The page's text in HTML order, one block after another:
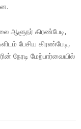
ஆளுநர் கிரண்பேடி,
பேசிய கிரண்பேடி,
நேரடி மேற்பார்வையில்